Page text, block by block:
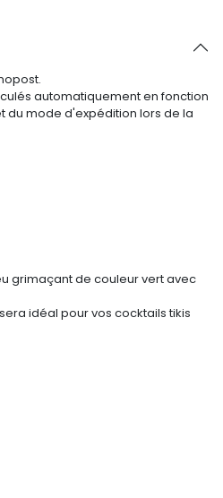
automatiquement en fonction
du mode d'expédition lors de la
grimaçant de couleur vert avec
idéal pour vos cocktails tikis